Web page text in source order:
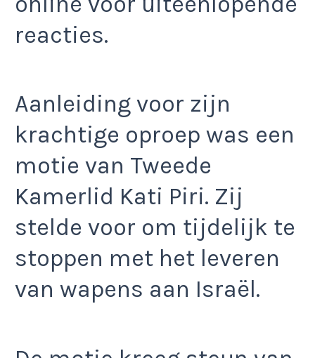
reacties.
Aanleiding voor zijn
krachtige oproep was een
motie van Tweede
Kamerlid Kati Piri. Zij
stelde voor om tijdelijk te
stoppen met het leveren
van wapens aan Israël.